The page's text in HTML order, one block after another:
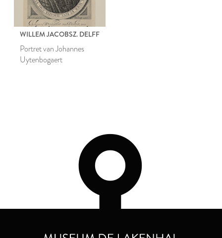
WILLEM JACOBSZ. DELFF
Portret van Johannes
Uytenbogaert